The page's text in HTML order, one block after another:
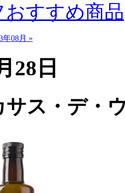
おすすめ商品
年08月 »
28日
ス・デ・